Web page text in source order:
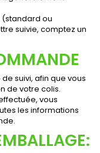
(standard ou
suivie, comptez un
suivi, afin que vous
de votre colis.
vous
les informations